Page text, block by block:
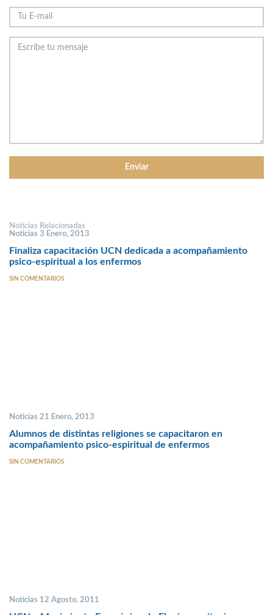
Noticias Relacionadas
Noticias 3 Enero, 2013
Finaliza capacitación UCN dedicada a acompañamiento
psico-espiritual a los enfermos
SIN COMENTARIOS
Noticias 21 Enero, 2013
Alumnos de distintas religiones se capacitaron en
acompañamiento psico-espiritual de enfermos
SIN COMENTARIOS
Noticias 12 Agosto, 2011